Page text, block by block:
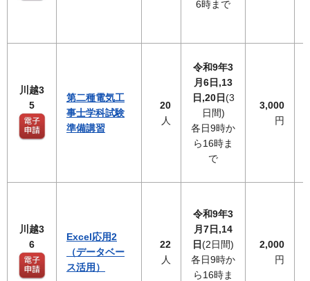
6時まで
川越3
5
第二種電気工
事士学科試験
準備講習
20
人
令和9年3
月6日,13
日,20日(3
日間)
各日9時か
ら16時ま
で
3,000
円
川越3
6
Excel応用2
（データベー
ス活用）
22
人
令和9年3
月7日,14
日(2日間)
各日9時か
ら16時ま
2,000
円